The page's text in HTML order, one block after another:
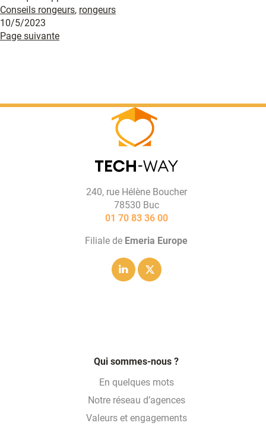
Conseils rongeurs, rongeurs
10/5/2023
Page suivante
240, rue Hélène Boucher
78530 Buc
01 70 83 36 00
Filiale de Emeria Europe
Qui sommes-nous ?
En quelques mots
Notre réseau d’agences
Valeurs et engagements